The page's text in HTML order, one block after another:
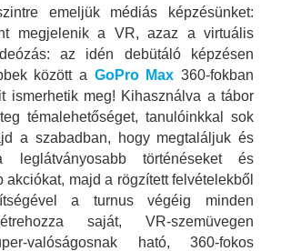
emeljük médiás képzésünket:
megjelenik a VR, azaz a virtuális
az idén debütáló képzésen
között a GoPro Max 360-fokban
ismerhetik meg! Kihasználva a tábor
témalehetőséget, tanulóinkkal sok
a szabadban, hogy megtaláljuk és
leglátványosabb történéseket és
akciókat, majd a rögzített felvételekből
a turnus végéig minden
saját, VR-szemüvegen
valóságosnak ható, 360-fokos